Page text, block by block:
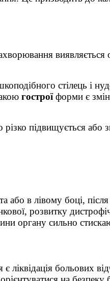
стілець і
гостроїформи є
підвищується
або в лівому боці,
розвитку
органу сильно
больових